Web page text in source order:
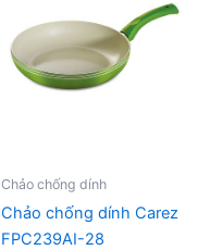
Chảo chống dính
Chảo chống dính Carez
FPC239AI-28